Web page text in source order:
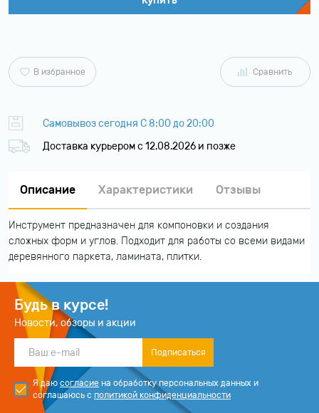
Самовывоз сегодня С 8:00 до 20:00
Доставка курьером c 12.08.2026 и позже
В избранное Сравнить
Описание Характеристики Отзывы
Инструмент предназначен для компоновки и создания
сложных форм и углов. Подходит для работы со всеми видами
деревянного паркета, ламината, плитки.
Будь в курсе!
Новости, обзоры и акции
Подписаться
Я даю согласие на обработку персональных данных и
соглашаюсь с политикой конфиденциальности